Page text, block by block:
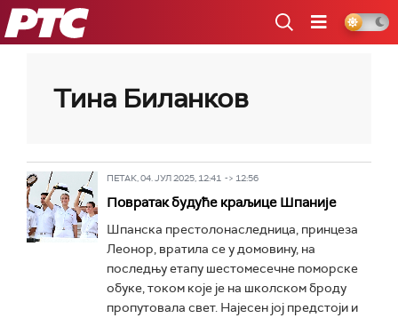
РТС
Тина Биланков
ПЕТАК, 04. ЈУЛ 2025, 12:41 -> 12:56
Повратак будуће краљице Шпаније
Шпанска престолонаследница, принцеза
Леонор, вратила се у домовину, на
последњу етапу шестомесечне поморске
обуке, током које је на школском броду
пропутовала свет. Најесен јој предстоји и